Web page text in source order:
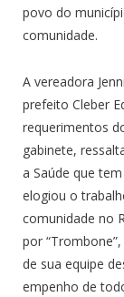
povo do
comunidade.
A vereadora
prefeito Cleber
requerimentos
gabinete,
a Saúde que
elogiou o
comunidade no
por
de sua equipe
empenho de